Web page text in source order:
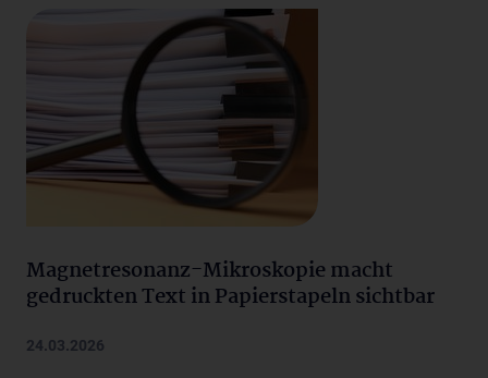
Magnetresonanz-Mikroskopie macht
gedruckten Text in Papierstapeln sichtbar
24.03.2026